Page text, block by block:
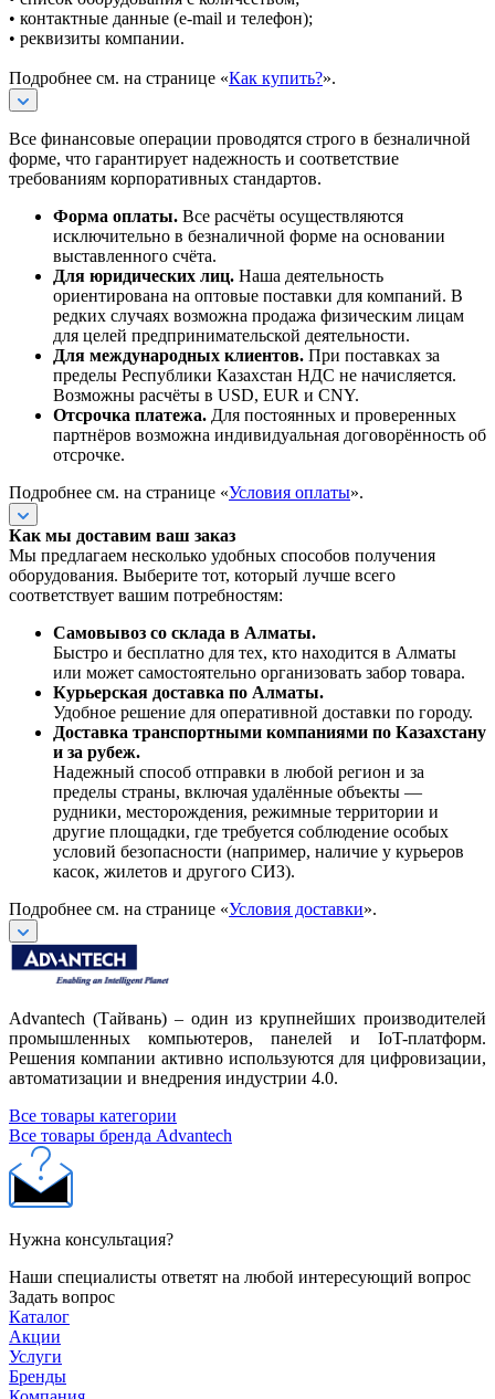
• контактные данные (e-mail и телефон);
• реквизиты компании.
Подробнее см. на странице «Как купить?».
Все финансовые операции проводятся строго в безналичной
форме, что гарантирует надежность и соответствие
требованиям корпоративных стандартов.
Форма оплаты. Все расчёты осуществляются
исключительно в безналичной форме на основании
выставленного счёта.
Для юридических лиц. Наша деятельность
ориентирована на оптовые поставки для компаний. В
редких случаях возможна продажа физическим лицам
для целей предпринимательской деятельности.
Для международных клиентов. При поставках за
пределы Республики Казахстан НДС не начисляется.
Возможны расчёты в USD, EUR и CNY.
Отсрочка платежа. Для постоянных и проверенных
партнёров возможна индивидуальная договорённость об
отсрочке.
Подробнее см. на странице «Условия оплаты».
Как мы доставим ваш заказ
Мы предлагаем несколько удобных способов получения
оборудования. Выберите тот, который лучше всего
соответствует вашим потребностям:
Самовывоз со склада в Алматы.
Быстро и бесплатно для тех, кто находится в Алматы
или может самостоятельно организовать забор товара.
Курьерская доставка по Алматы.
Удобное решение для оперативной доставки по городу.
Доставка транспортными компаниями по Казахстану
и за рубеж.
Надежный способ отправки в любой регион и за
пределы страны, включая удалённые объекты —
рудники, месторождения, режимные территории и
другие площадки, где требуется соблюдение особых
условий безопасности (например, наличие у курьеров
касок, жилетов и другого СИЗ).
Подробнее см. на странице «Условия доставки».
Advantech (Тайвань) – один из крупнейших производителей
промышленных компьютеров, панелей и IoT-платформ.
Решения компании активно используются для цифровизации,
автоматизации и внедрения индустрии 4.0.
Все товары категории
Все товары бренда Advantech
Нужна консультация?
Наши специалисты ответят на любой интересующий вопрос
Задать вопрос
Каталог
Акции
Услуги
Бренды